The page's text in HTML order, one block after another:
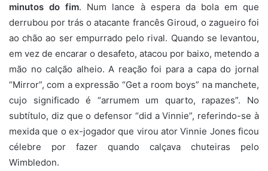
minutos do fim. Num lance à espera da bola em que
derrubou por trás o atacante francês Giroud, o zagueiro foi
ao chão ao ser empurrado pelo rival. Quando se levantou,
em vez de encarar o desafeto, atacou por baixo, metendo a
mão no calção alheio. A reação foi para a capa do jornal
“Mirror”, com a expressão “Get a room boys” na manchete,
cujo significado é “arrumem um quarto, rapazes”. No
subtítulo, diz que o defensor “did a Vinnie”, referindo-se à
mexida que o ex-jogador que virou ator Vinnie Jones ficou
célebre por fazer quando calçava chuteiras pelo
Wimbledon.